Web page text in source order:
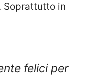
in
felici per